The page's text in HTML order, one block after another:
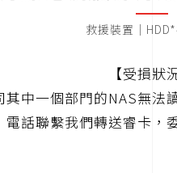
救援裝置｜
【受損狀
其中一個部門的NAS無法
電話聯繫我們轉送睿卡，